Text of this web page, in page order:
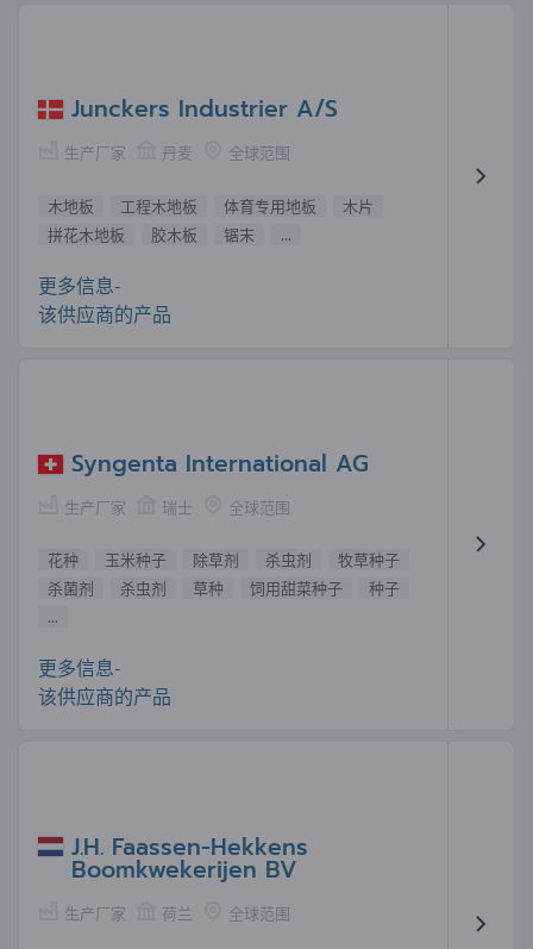
Junckers Industrier A/S
生产厂家 丹麦 全球范围
木地板 工程木地板 体育专用地板
木片
拼花木地板
胶木板 锯末 ...
更多信息-
该供应商的产品
Syngenta International AG
生产厂家 瑞士 全球范围
花种 玉米种子 除草剂 杀虫剂
牧草种子
杀菌剂
杀虫剂 草种 饲用甜菜种子
种子
...
更多信息-
该供应商的产品
J.H. Faassen-Hekkens
Boomkwekerijen BV
生产厂家 荷兰 全球范围